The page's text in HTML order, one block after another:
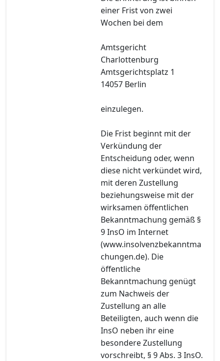
einer Frist von zwei
Wochen bei dem
Amtsgericht
Charlottenburg
Amtsgerichtsplatz 1
14057 Berlin
einzulegen.
Die Frist beginnt mit der
Verkündung der
Entscheidung oder, wenn
diese nicht verkündet wird,
mit deren Zustellung
beziehungsweise mit der
wirksamen öffentlichen
Bekanntmachung gemäß §
9 InsO im Internet
(www.insolvenzbekanntma
chungen.de). Die
öffentliche
Bekanntmachung genügt
zum Nachweis der
Zustellung an alle
Beteiligten, auch wenn die
InsO neben ihr eine
besondere Zustellung
vorschreibt, § 9 Abs. 3 InsO.